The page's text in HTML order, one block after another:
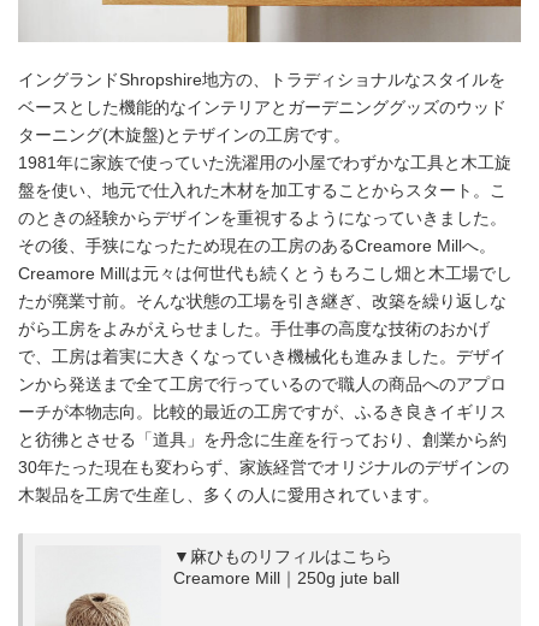
イングランドShropshire地方の、トラディショナルなスタイルを
ベースとした機能的なインテリアとガーデニンググッズのウッド
ターニング(木旋盤)とテザインの工房です。
1981年に家族で使っていた洗濯用の小屋でわずかな工具と木工旋
盤を使い、地元で仕入れた木材を加工することからスタート。こ
のときの経験からデザインを重視するようになっていきました。
その後、手狭になったため現在の工房のあるCreamore Millへ。
Creamore Millは元々は何世代も続くとうもろこし畑と木工場でし
たが廃業寸前。そんな状態の工場を引き継ぎ、改築を繰り返しな
がら工房をよみがえらせました。手仕事の高度な技術のおかげ
で、工房は着実に大きくなっていき機械化も進みました。デザイ
ンから発送まで全て工房で行っているので職人の商品へのアプロ
ーチが本物志向。比較的最近の工房ですが、ふるき良きイギリス
と彷彿とさせる「道具」を丹念に生産を行っており、創業から約
30年たった現在も変わらず、家族経営でオリジナルのデザインの
木製品を工房で生産し、多くの人に愛用されています。
▼麻ひものリフィルはこちら
Creamore Mill｜250g jute ball